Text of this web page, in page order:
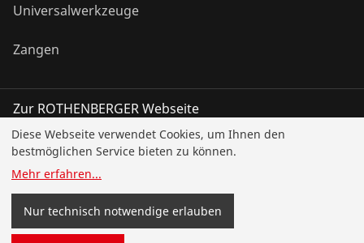
Universalwerkzeuge
Zangen
Zur ROTHENBERGER Webseite
Über uns
Support
Diese Webseite verwendet Cookies, um Ihnen den
bestmöglichen Service bieten zu können.
Mehr erfahren...
Nur technisch notwendige erlauben